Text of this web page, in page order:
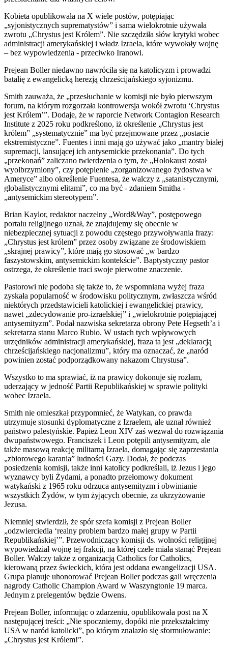
Kobieta opublikowała na X wiele postów, potępiając
„syjonistycznych suprematystów” i sama wielokrotnie używała
zwrotu „Chrystus jest Królem”. Nie szczędziła słów krytyki wobec
administracji amerykańskiej i władz Izraela, które wywołały wojnę
– bez wypowiedzenia - przeciwko Iranowi.
Prejean Boller niedawno nawróciła się na katolicyzm i prowadzi
batalię z ewangelicką herezją chrześcijańskiego syjonizmu.
Smith zauważa, że „przesłuchanie w komisji nie było pierwszym
forum, na którym rozgorzała kontrowersja wokół zwrotu ‘Chrystus
jest Królem’”. Dodaje, że w raporcie Network Contagion Research
Institute z 2025 roku podkreślono, iż określenie „Chrystus jest
królem” „systematycznie” ma być przejmowane przez „postacie
ekstremistyczne”. Fuentes i inni mają go używać jako „mantry białej
supremacji, lansującej ich antysemickie przekonania”. Do tych
„przekonań” zaliczano twierdzenia o tym, że „Holokaust został
wyolbrzymiony”, czy potępienie „zorganizowanego żydostwa w
Ameryce” albo określenie Fuentesa, że walczy z „satanistycznymi,
globalistycznymi elitami”, co ma być - zdaniem Smitha -
„antysemickim stereotypem”.
Brian Kaylor, redaktor naczelny „Word&Way”, postępowego
portalu religijnego uznał, że znajdujemy się obecnie w
niebezpiecznej sytuacji z powodu częstego przywoływania frazy:
„Chrystus jest królem” przez osoby związane ze środowiskiem
„skrajnej prawicy”, które mają go stosować „w bardzo
faszystowskim, antysemickim kontekście”. Baptystyczny pastor
ostrzega, że określenie traci swoje pierwotne znaczenie.
Pastorowi nie podoba się także to, że wspomniana wyżej fraza
zyskała popularność w środowisku politycznym, zwłaszcza wśród
niektórych przedstawicieli katolickiej i ewangelickiej prawicy,
nawet „zdecydowanie pro-izraelskiej” i „wielokrotnie potępiającej
antysemityzm”. Podał nazwiska sekretarza obrony Pete Hegseth’a i
sekretarza stanu Marco Rubio. W ustach tych wpływowych
urzędników administracji amerykańskiej, fraza ta jest „deklaracją
chrześcijańskiego nacjonalizmu”, który ma oznaczać, że „naród
powinien zostać podporządkowany nakazom Chrystusa”.
Wszystko to ma sprawiać, iż na prawicy dokonuje się rozłam,
uderzający w jedność Partii Republikańskiej w sprawie polityki
wobec Izraela.
Smith nie omieszkał przypomnieć, że Watykan, co prawda
utrzymuje stosunki dyplomatyczne z Izraelem, ale uznał również
państwo palestyńskie. Papież Leon XIV zaś wezwał do rozwiązania
dwupaństwowego. Franciszek i Leon potępili antysemityzm, ale
także masową reakcję militarną Izraela, domagając się zaprzestania
„zbiorowego karania” ludności Gazy. Dodał, że podczas
posiedzenia komisji, także inni katolicy podkreślali, iż Jezus i jego
wyznawcy byli Żydami, a ponadto przełomowy dokument
watykański z 1965 roku odrzuca antysemityzm i obwinianie
wszystkich Żydów, w tym żyjących obecnie, za ukrzyżowanie
Jezusa.
Niemniej stwierdził, że spór szefa komisji z Prejean Boller
„odzwierciedla ‘realny problem bardzo małej grupy w Partii
Republikańskiej’”. Przewodniczący komisji ds. wolności religijnej
wypowiedział wojnę tej frakcji, na której czele miała stanąć Prejean
Boller. Walczy także z organizacją Catholics for Catholics,
kierowaną przez świeckich, która jest oddana ewangelizacji USA.
Grupa planuje uhonorować Prejean Boller podczas gali wręczenia
nagrody Catholic Champion Award w Waszyngtonie 19 marca.
Jednym z prelegentów będzie Owens.
Prejean Boller, informując o zdarzeniu, opublikowała post na X
następującej treści: „Nie spoczniemy, dopóki nie przekształcimy
USA w naród katolicki”, po którym znalazło się sformułowanie:
„Chrystus jest Królem!”.